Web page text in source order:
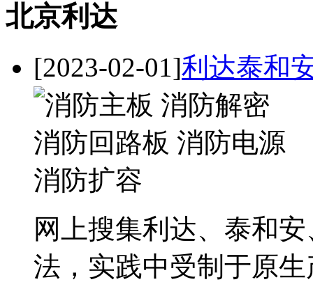
北京利达
[2023-02-01]利达泰和
网上搜集利达、泰和
法，实践中受制于原